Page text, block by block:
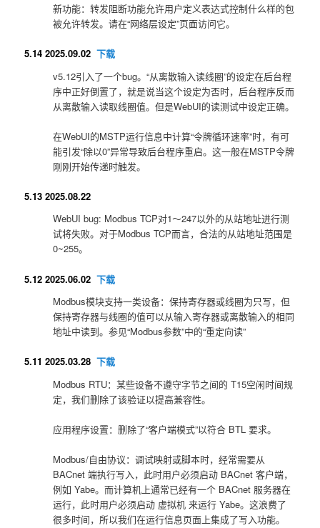
新功能：转发阻断功能允许用户定义表达式控制什么样的包
被允许转发。请在“网络层设定”页面访问它。
5.14 2025.09.02下载
v5.12引入了一个bug。“从离散输入读线圈”的设定在后台程
序中正好倒置了，就是说当这个设定为否时，后台程序反而
从离散输入读取线圈值。但是WebUI的读测试中设定正确。
在WebUI的MSTP运行信息中计算“令牌循环速率”时，有可
能引发“除以0”异常导致后台程序重启。这一般在MSTP令牌
刚刚开始传递时触发。
5.13 2025.08.22
WebUI bug: Modbus TCP对1～247以外的从站地址进行测
试将失败。对于Modbus TCP而言，合法的从站地址范围是
0~255。
5.12 2025.06.02下载
Modbus模块支持一类设备：保持寄存器或线圈为只写，但
保持寄存器与线圈的值可以从输入寄存器或离散输入的相同
地址中读到。参见“Modbus参数”中的“重定向读”
5.11 2025.03.28下载
Modbus RTU：某些设备不遵守字节之间的 T15空闲时间规
定，我们删除了该验证以提高兼容性。
应用程序设置：删除了“客户端模式”以符合 BTL 要求。
Modbus/自由协议：调试映射或脚本时，经常需要从
BACnet 端执行写入，此时用户必须启动 BACnet 客户端，
例如 Yabe。而计算机上通常已经有一个 BACnet 服务器在
运行，此时用户必须启动 虚拟机 来运行 Yabe。这浪费了
很多时间，所以我们在运行信息页面上集成了写入功能。